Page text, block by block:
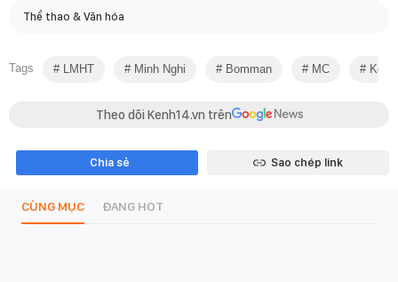
Thể thao & Văn hóa
Tags LMHT Minh Nghi Bomman MC Kết
Theo dõi Kenh14.vn trên
Chia sẻ Sao chép link
CÙNG MỤC ĐANG HOT